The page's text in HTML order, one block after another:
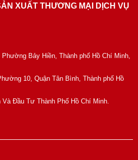
XUẤT THƯƠNG MẠI DỊCH VỤ
Bảy Hiền, Thành phố Hồ Chí Minh,
10, Quận Tân Bình, Thành phố Hồ
Đầu Tư Thành Phố Hồ Chí Minh.